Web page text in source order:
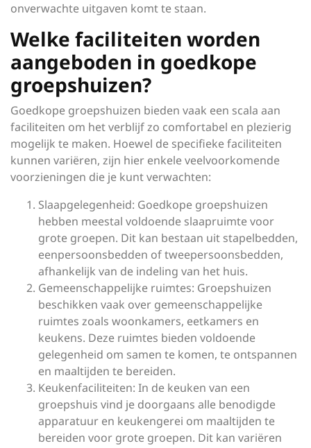
onverwachte uitgaven komt te staan.
Welke faciliteiten worden
aangeboden in goedkope
groepshuizen?
Goedkope groepshuizen bieden vaak een scala aan
faciliteiten om het verblijf zo comfortabel en plezierig
mogelijk te maken. Hoewel de specifieke faciliteiten
kunnen variëren, zijn hier enkele veelvoorkomende
voorzieningen die je kunt verwachten:
Slaapgelegenheid: Goedkope groepshuizen
hebben meestal voldoende slaapruimte voor
grote groepen. Dit kan bestaan uit stapelbedden,
eenpersoonsbedden of tweepersoonsbedden,
afhankelijk van de indeling van het huis.
Gemeenschappelijke ruimtes: Groepshuizen
beschikken vaak over gemeenschappelijke
ruimtes zoals woonkamers, eetkamers en
keukens. Deze ruimtes bieden voldoende
gelegenheid om samen te komen, te ontspannen
en maaltijden te bereiden.
Keukenfaciliteiten: In de keuken van een
groepshuis vind je doorgaans alle benodigde
apparatuur en keukengerei om maaltijden te
bereiden voor grote groepen. Dit kan variëren